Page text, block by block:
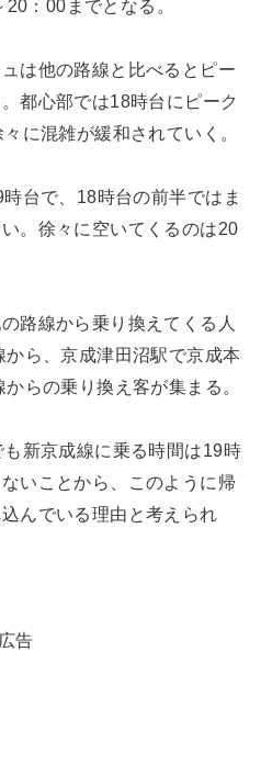
：00までとなる。
は他の路線と比べるとピー
都心部では18時台にピーク
に混雑が緩和されていく。
台で、18時台の前半ではま
。徐々に空いてくるのは20
路線から乗り換えてくる人
ら、京成津田沼駅で京成本
らの乗り換え客が集まる。
新京成線に乗る時間は19時
いことから、このように帰
んでいる理由と考えられ
広告